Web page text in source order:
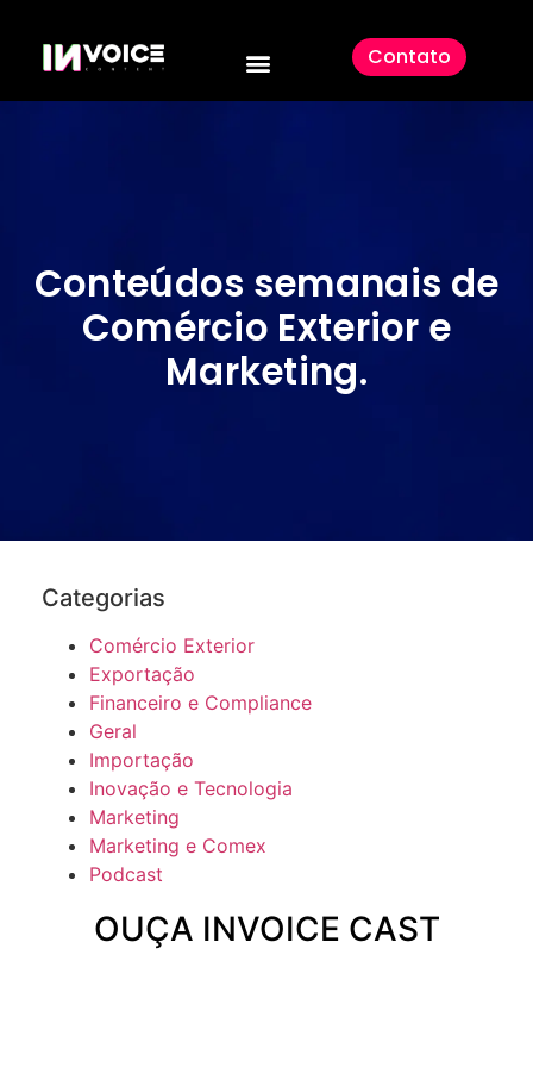
Contato
Conteúdos semanais de
Comércio Exterior e
Marketing.
Categorias
Comércio Exterior
Exportação
Financeiro e Compliance
Geral
Importação
Inovação e Tecnologia
Marketing
Marketing e Comex
Podcast
OUÇA INVOICE CAST